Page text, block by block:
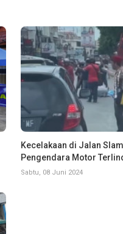
Kecelakaan di Jalan
Pengendara Motor
Sabtu, 08 Juni 2024